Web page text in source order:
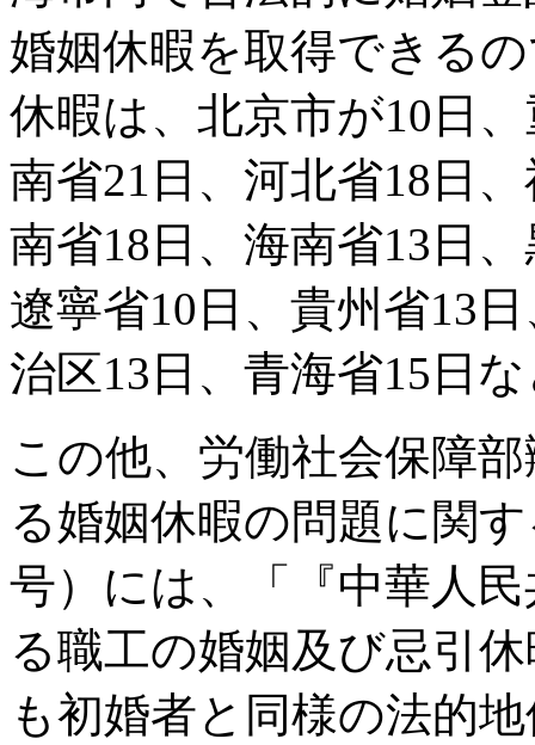
婚姻休暇を取得できる
休暇は、北京市が10日
南省21日、河北省18日
南省18日、海南省13日
遼寧省10日、貴州省13
治区13日、青海省15日
この他、労働社会保障
る婚姻休暇の問題に関
号）には、「『中華人
る職工の婚姻及び忌引
も初婚者と同様の法的